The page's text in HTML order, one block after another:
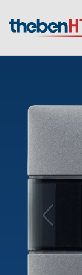
KNX
Smart
DALI
Fari a
Esperti
Soluzioni
Servizio
Azienda